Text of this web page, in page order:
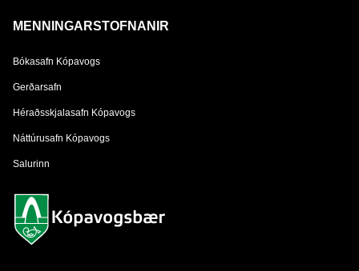
MENNINGARSTOFNANIR
Bókasafn Kópavogs
Gerðarsafn
Héraðsskjalasafn Kópavogs
Náttúrusafn Kópavogs
Salurinn